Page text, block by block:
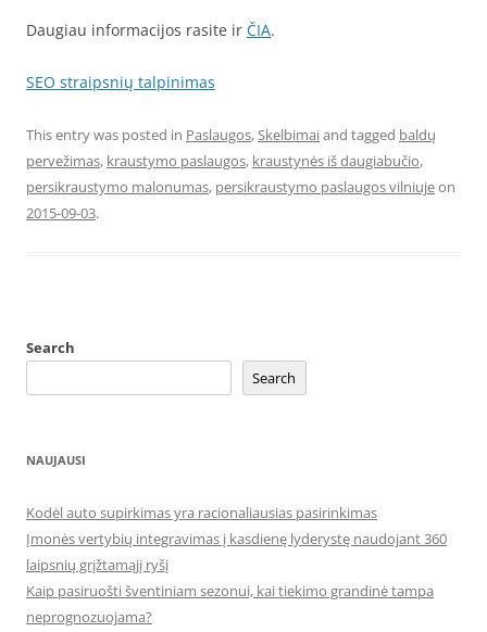
Daugiau informacijos rasite ir ČIA.
SEO straipsnių talpinimas
This entry was posted in Paslaugos,Skelbimaiand tagged baldų
pervežimas, kraustymo paslaugos, kraustynės iš daugiabučio,
persikraustymo malonumas, persikraustymo paslaugos vilniujeon
2015-09-03.
Search
Search
NAUJAUSI
Kodėl auto supirkimas yra racionaliausias pasirinkimas
Įmonės vertybių integravimas į kasdienę lyderystę naudojant 360
laipsnių grįžtamąjį ryšį
Kaip pasiruošti šventiniam sezonui, kai tiekimo grandinė tampa
neprognozuojama?